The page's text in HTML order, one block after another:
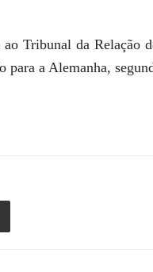
Tribunal da Relação
para a Alemanha,